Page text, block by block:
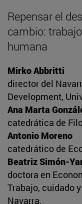
Repensar el
cambio:
humana
Mirko Abbritti
director del
Development,
Ana Marta
catedrática de
Antonio Moreno
catedrático de
Beatriz Simón-
doctora en
Trabajo, cuidado
Navarra.